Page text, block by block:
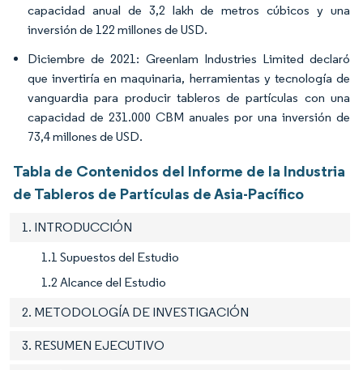
capacidad anual de 3,2 lakh de metros cúbicos y una
inversión de 122 millones de USD.
Diciembre de 2021: Greenlam Industries Limited declaró
que invertiría en maquinaria, herramientas y tecnología de
vanguardia para producir tableros de partículas con una
capacidad de 231.000 CBM anuales por una inversión de
73,4 millones de USD.
Tabla de Contenidos del Informe de la Industria
de Tableros de Partículas de Asia-Pacífico
1. INTRODUCCIÓN
1.1 Supuestos del Estudio
1.2 Alcance del Estudio
2. METODOLOGÍA DE INVESTIGACIÓN
3. RESUMEN EJECUTIVO